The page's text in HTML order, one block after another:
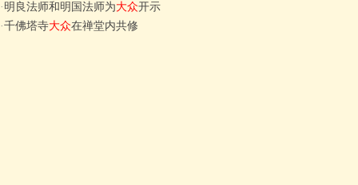
· 明良法师和明国法师为大众开示
·千佛塔寺大众在禅堂内共修